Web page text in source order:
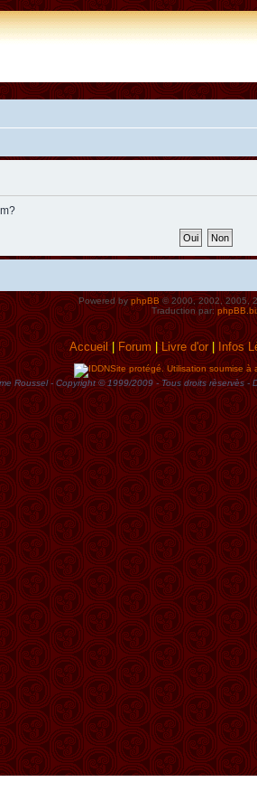
Powered byphpBB© 2000, 2002, 2005,
Traduction par:
Accueil|Forum |Livre d'or| Infos
Site protégé. Utilisation soumise à
Roussel - Copyright © 1999/2009 - Tous droits rèservès -